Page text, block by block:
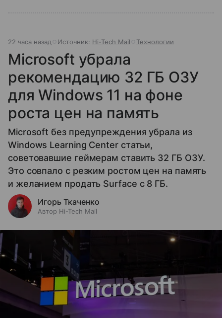
22 часа назад Источник: Hi-Tech Mail Технологии
Microsoft убрала
рекомендацию 32 ГБ ОЗУ
для Windows 11 на фоне
роста цен на память
Microsoft без предупреждения убрала из
Windows Learning Center статьи,
советовавшие геймерам ставить 32 ГБ ОЗУ.
Это совпало с резким ростом цен на память
и желанием продать Surface с 8 ГБ.
Игорь Ткаченко
Автор Hi-Tech Mail